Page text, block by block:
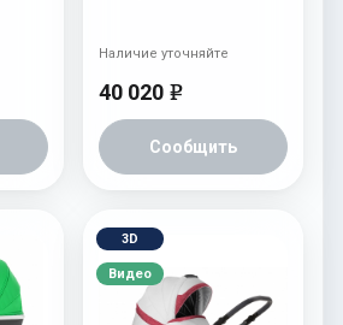
40 020 e
Сообщить
Наличие уточняйте
3D
Видео